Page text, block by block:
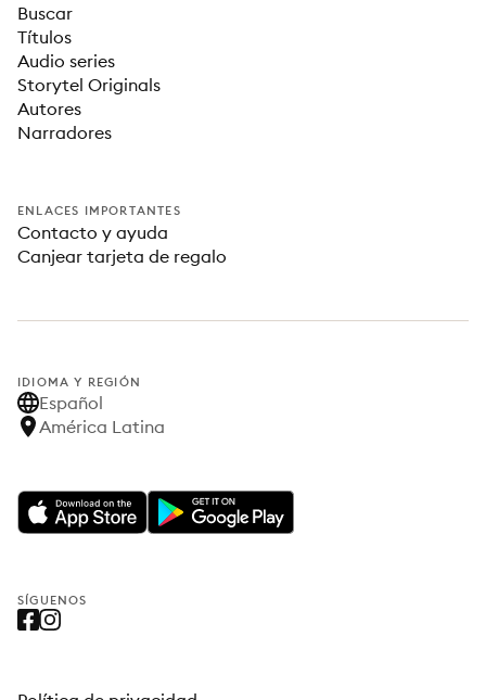
Buscar
Títulos
Audio series
Storytel Originals
Autores
Narradores
ENLACES IMPORTANTES
Contacto y ayuda
Canjear tarjeta de regalo
IDIOMA Y REGIÓN
Español
América Latina
SÍGUENOS